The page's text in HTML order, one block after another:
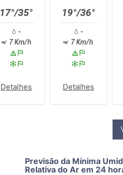
17°/35°
-
7 Km/h
Detalhes
19°/36°
-
7 Km/h
Detalhes
Previsão da Mínima
Relativa do Ar em 24